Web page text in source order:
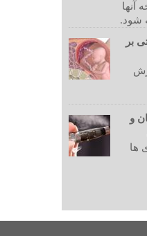
آنها
بر
و
ها